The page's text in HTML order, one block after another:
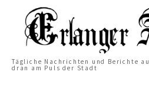
Tägliche Nachrichten und Berichte
dran am Puls der Stadt